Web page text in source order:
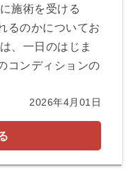
施術を受ける
るのかについてお
、一日のはじま
コンディションの
2026年4月01日